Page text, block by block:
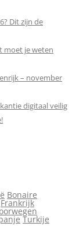
Dit zijn de
moet je weten
– november
digitaal veilig
Bonaire
Frankrijk
Turkije